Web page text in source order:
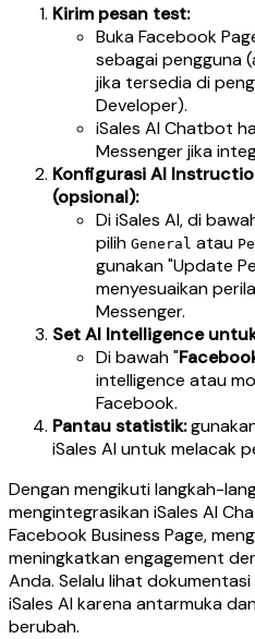
Kirim pesan test:
Buka Facebook
sebagai pengguna
jika tersedia di
Developer).
iSales AI Chatbot
Messenger jika
Konfigurasi AI
(opsional):
Di iSales AI, di
pilih General atau
gunakan "Update
menyesuaikan
Messenger.
Set AI Intelligence
Di bawah "
intelligence atau
Facebook.
Pantau statistik:
iSales AI untuk melacak
Dengan mengikuti langkah-
mengintegrasikan iSales AI
Facebook Business Page,
meningkatkan engagement
Anda. Selalu lihat
iSales AI karena antarmuka
berubah.